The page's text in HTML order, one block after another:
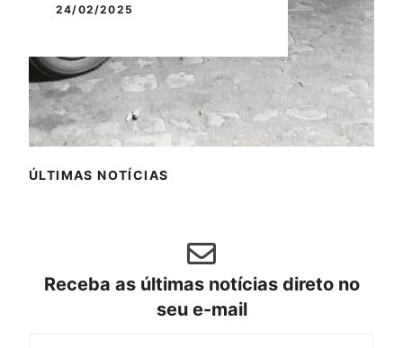
24/02/2025
ÚLTIMAS NOTÍCIAS
Receba as últimas notícias direto no
seu e-mail